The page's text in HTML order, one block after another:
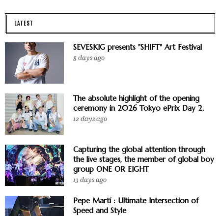
LATEST
SEVESKIG presents "SHIFT" Art Festival
8 days ago
The absolute highlight of the opening
ceremony in 2026 Tokyo ePrix Day 2.
12 days ago
Capturing the global attention through
the live stages, the member of global boy
group ONE OR EIGHT
13 days ago
Pepe Martí : Ultimate Intersection of
Speed and Style